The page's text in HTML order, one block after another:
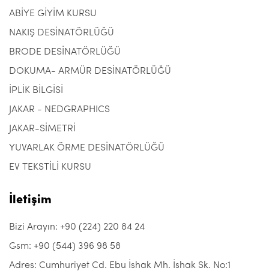
ABİYE GİYİM KURSU
NAKIŞ DESİNATÖRLÜĞÜ
BRODE DESİNATÖRLÜĞÜ
DOKUMA- ARMÜR DESİNATÖRLÜĞÜ
İPLİK BİLGİSİ
JAKAR - NEDGRAPHICS
JAKAR-SİMETRİ
YUVARLAK ÖRME DESİNATÖRLÜĞÜ
EV TEKSTİLİ KURSU
İletişim
Bizi Arayın: +90 (224) 220 84 24
Gsm: +90 (544) 396 98 58
Adres: Cumhuriyet Cd. Ebu İshak Mh. İshak Sk. No:1